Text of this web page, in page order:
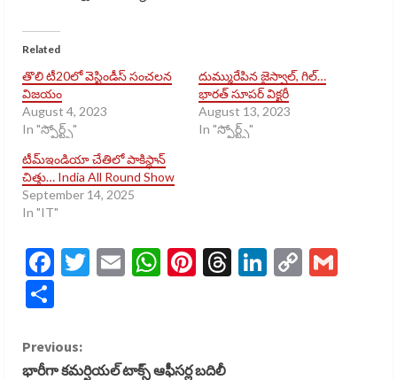
Related
తొలి టీ20లో వెస్టిండీస్ సంచలన
విజయం
August 4, 2023
In "స్పోర్ట్స్​"
దుమ్మురేపిన జైస్వాల్, గిల్…
భారత్ సూపర్ విక్టరీ
August 13, 2023
In "స్పోర్ట్స్​"
టీమ్ఇండియా చేతిలో పాకిస్థాన్
చిత్తు… India All Round Show
September 14, 2025
In "IT"
Facebook
Twitter
EmailWhatsApp
Pinterest
Threads
LinkedIn
Copy
C
Previous:
భారీగా కమర్షియల్ టాక్స్ ఆఫీసర్ల బదిలీ